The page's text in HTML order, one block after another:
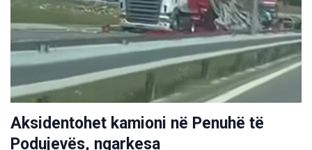
Aksidentohet kamioni në Penuhë të
Podujevës, ngarkesa